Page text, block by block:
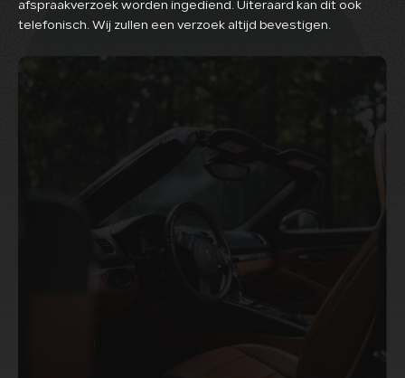
afspraakverzoek worden ingediend. Uiteraard kan dit ook
telefonisch. Wij zullen een verzoek altijd bevestigen.